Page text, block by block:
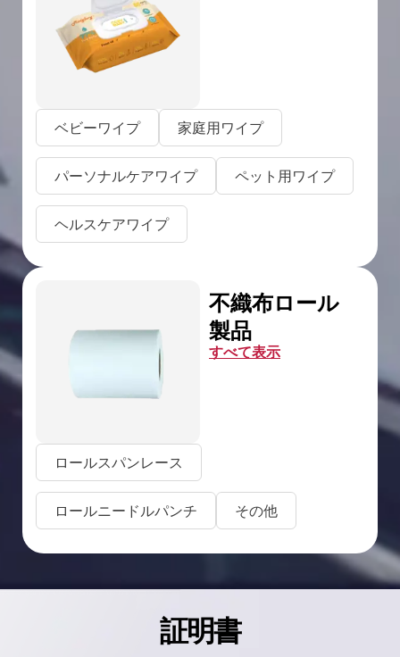
ベビーワイプ 家庭用ワイプ
パーソナルケアワイプ ペット用ワイプ
ヘルスケアワイプ
不織布ロール
製品
すべて表示
ロールスパンレース
ロールニードルパンチ その他
証明書